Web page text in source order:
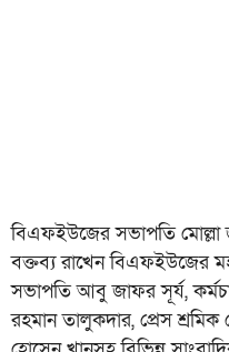
বিএফইউজের সভাপতি মোল্লা
বক্তব্য রাখেন বিএফইউজের
সভাপতি আবু জাফর সূর্য,
রহমান তালুকদার, প্রেস